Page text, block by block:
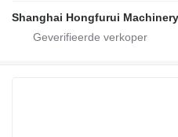
Shanghai Hongfurui